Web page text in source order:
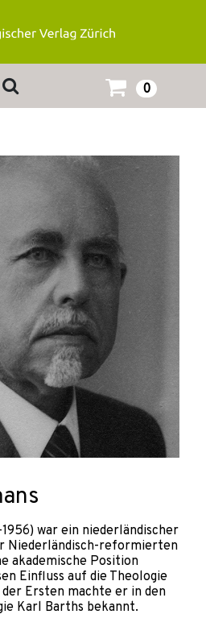
0
war ein niederländischer
Niederländisch-reformierten
akademische Position
Einfluss auf die Theologie
Ersten machte er in den
Karl Barths bekannt.